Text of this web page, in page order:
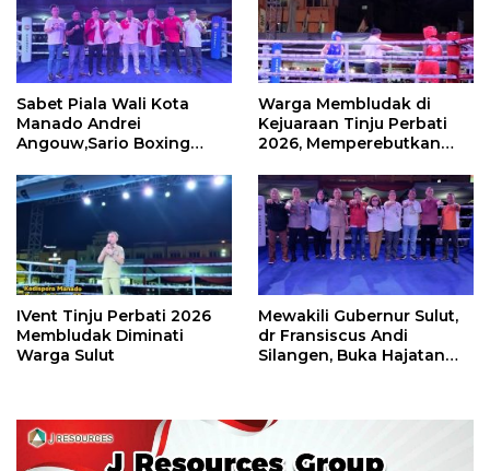
Sabet Piala Wali Kota
Manado Andrei
Angouw,Sario Boxing
Perbati 2026
Warga Membludak di
Kejuaraan Tinju Perbati
2026, Memperebutkan
IVent Tinju Perbati 2026
Membludak Diminati
Warga Sulut
Mewakili Gubernur Sulut,
dr Fransiscus Andi
Silangen, Buka Hajatan